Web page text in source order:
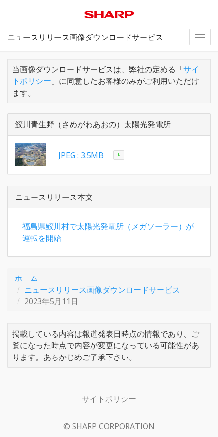
ニュースリリース画像ダウンロードサービス
当画像ダウンロードサービスは、弊社の定める「サイ
トポリシー 」に同意したお客様のみがご利用いただけ
ます。
鮫川青生野（さめがわあおの）太陽光発電所
JPEG : 3.5MB
ニュースリリース本文
福島県鮫川村で太陽光発電所（メガソーラー）が
運転を開始
ホーム
ニュースリリース画像ダウンロードサービス
2023年5月11日
掲載している内容は報道発表日時点の情報であり、ご
覧になった時点で内容が変更になっている可能性があ
ります。あらかじめご了承下さい。
サイトポリシー
© SHARP CORPORATION